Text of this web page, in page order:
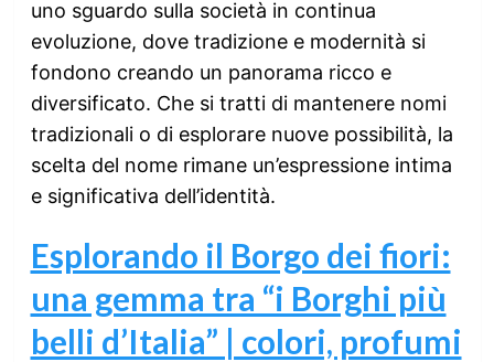
uno sguardo sulla società in continua
evoluzione, dove tradizione e modernità si
fondono creando un panorama ricco e
diversificato. Che si tratti di mantenere nomi
tradizionali o di esplorare nuove possibilità, la
scelta del nome rimane un’espressione intima
e significativa dell’identità.
Esplorando il Borgo dei fiori:
una gemma tra “i Borghi più
belli d’Italia” | colori, profumi